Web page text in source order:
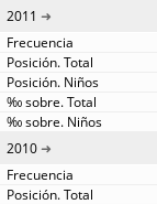
2011
2010